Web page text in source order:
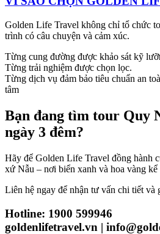
Golden Life Travel không chỉ tổ chức
trình có câu chuyện và cảm xúc.
Từng cung đường được khảo sát kỹ
Từng trải nghiệm được chọn lọc.
Từng dịch vụ đảm bảo tiêu chuẩn an
tâm
Bạn đang tìm tour Quy
ngày 3 đêm?
Hãy để Golden Life Travel đồng hành
xứ Nẫu – nơi biển xanh và hoa vàng
Liên hệ ngay để nhận tư vấn chi tiết và
Hotline: 1900 599946
goldenlifetravel.vn |